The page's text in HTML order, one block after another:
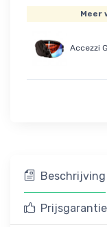
Meer
Accezzi
Beschrijving
Prijsgarantie